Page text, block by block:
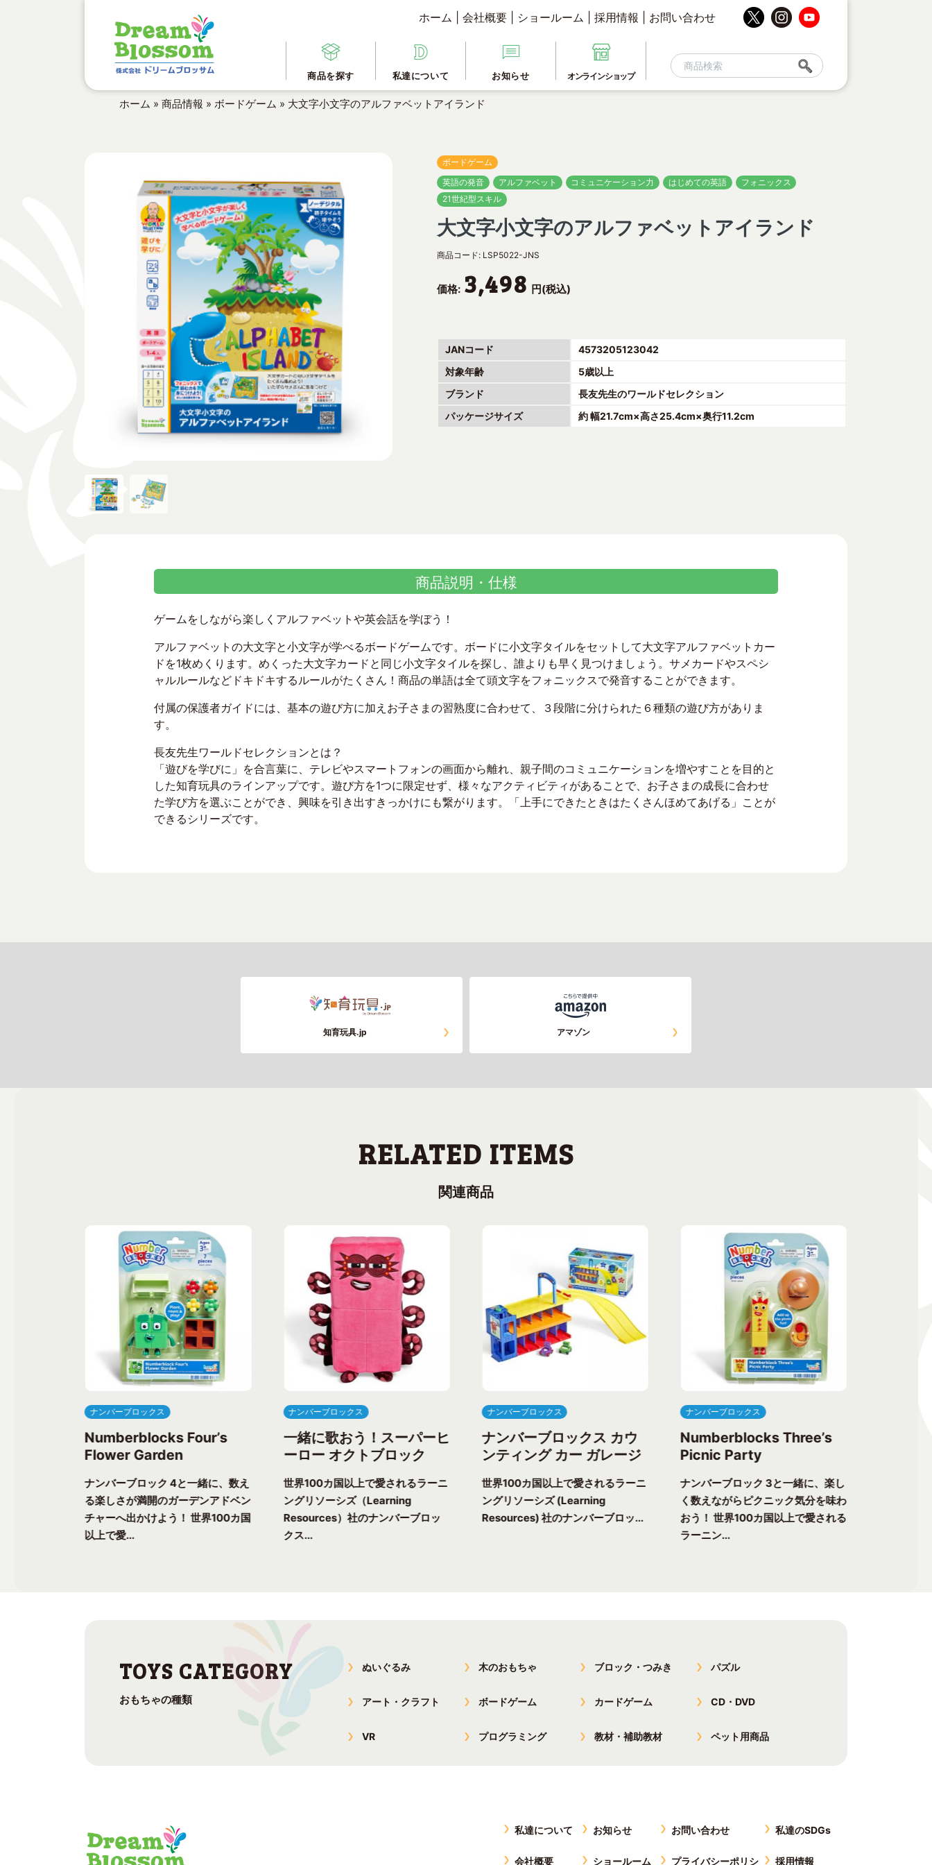
ホーム 会社概要 ショールーム 採用情報 お問い合わせ
商品を探す 私達について お知らせ オンラインショップ
ホーム » 商品情報 » ボードゲーム » 大文字小文字のアルファベットアイランド
ボードゲーム
英語の発音
アルファベット コミュニケーション力 はじめての英語
フォニックス
21世紀型スキル
大文字小文字のアルファベットアイランド
商品コード: LSP5022-JNS
価格: 3,498 円(税込)
JANコード
4573205123042
対象年齢
5歳以上
ブランド
長友先生のワールドセレクション
パッケージサイズ
約 幅21.7cm×高さ25.4cm×奥行11.2cm
商品説明・仕様
ゲームをしながら楽しくアルファベットや英会話を学ぼう！
アルファベットの大文字と小文字が学べるボードゲームです。ボードに小文字タイルをセットして大文字アルファベットカー
ドを1枚めくります。めくった大文字カードと同じ小文字タイルを探し、誰よりも早く見つけましょう。サメカードやスペシ
ャルルールなどドキドキするルールがたくさん！商品の単語は全て頭文字をフォニックスで発音することができます。
付属の保護者ガイドには、基本の遊び方に加えお子さまの習熟度に合わせて、３段階に分けられた６種類の遊び方がありま
す。
長友先生ワールドセレクションとは？
「遊びを学びに」を合言葉に、テレビやスマートフォンの画面から離れ、親子間のコミュニケーションを増やすことを目的と
した知育玩具のラインアップです。遊び方を1つに限定せず、様々なアクティビティがあることで、お子さまの成長に合わせ
た学び方を選ぶことができ、興味を引き出すきっかけにも繋がります。「上手にできたときはたくさんほめてあげる」ことが
できるシリーズです。
知育玩具.jp アマゾン
関連商品
ナンバーブロックス
Numberblocks Four’s
Flower Garden
ナンバーブロック 4と一緒に、数え
る楽しさが満開のガーデンアドベン
チャーへ出かけよう！ 世界100カ国
以上で愛...
ナンバーブロックス
一緒に歌おう！スーパーヒ
ーロー オクトブロック
世界100カ国以上で愛されるラーニ
ングリソーシズ（Learning
Resources）社のナンバーブロッ
クス...
ナンバーブロックス
ナンバーブロックス カウ
ンティング カー ガレージ
世界100カ国以上で愛されるラーニ
ングリソーシズ (Learning
Resources) 社のナンバーブロッ...
ナンバーブロックス
Numberblocks Three’s
Picnic Party
ナンバーブロック 3と一緒に、楽し
く数えながらピクニック気分を味わ
おう！ 世界100カ国以上で愛される
ラーニン...
おもちゃの種類
ぬいぐるみ 木のおもちゃ ブロック・つみき パズル
アート・クラフト ボードゲーム カードゲーム CD・DVD
VR プログラミング 教材・補助教材 ペット用商品
私達について
会社概要
お知らせ
ショールーム
お問い合わせ
プライバシーポリシ
私達のSDGs
採用情報